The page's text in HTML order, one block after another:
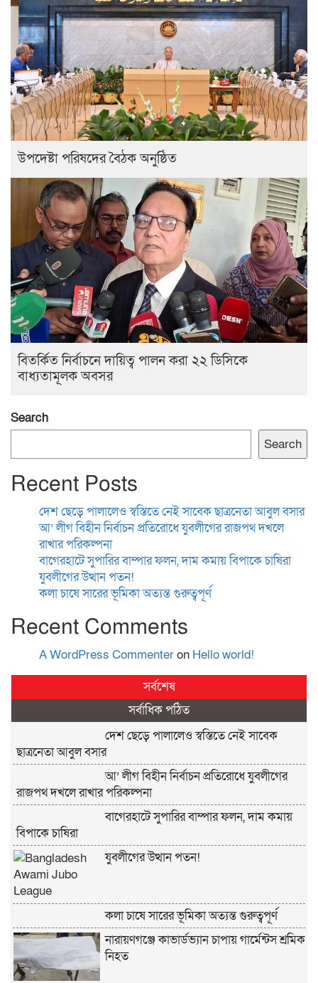
উপদেষ্টা পরিষদের বৈঠক অনুষ্ঠিত
বিতর্কিত নির্বাচনে দায়িত্ব পালন করা ২২ ডিসিকে
বাধ্যতামূলক অবসর
Search
Search
Recent Posts
দেশ ছেড়ে পালালেও স্বস্তিতে নেই সাবেক ছাত্রনেতা আবুল বসার
আ’ লীগ বিহীন নির্বাচন প্রতিরোধে যুবলীগের রাজপথ দখলে
রাখার পরিকল্পনা
বাগেরহাটে সুপারির বাম্পার ফলন, দাম কমায় বিপাকে চাষিরা
যুবলীগের উত্থান পতন!
কলা চাষে সারের ভূমিকা অত্যন্ত গুরুত্বপূর্ণ
Recent Comments
A WordPress Commenteron Hello world!
সর্বশেষ
সর্বাধিক পঠিত
দেশ ছেড়ে পালালেও স্বস্তিতে নেই সাবেক
ছাত্রনেতা আবুল বসার
আ’ লীগ বিহীন নির্বাচন প্রতিরোধে যুবলীগের
রাজপথ দখলে রাখার পরিকল্পনা
বাগেরহাটে সুপারির বাম্পার ফলন, দাম কমায়
বিপাকে চাষিরা
যুবলীগের উত্থান পতন!
কলা চাষে সারের ভূমিকা অত্যন্ত গুরুত্বপূর্ণ
নারায়ণগঞ্জে কাভার্ডভ্যান চাপায় গার্মেন্টস শ্রমিক
নিহত